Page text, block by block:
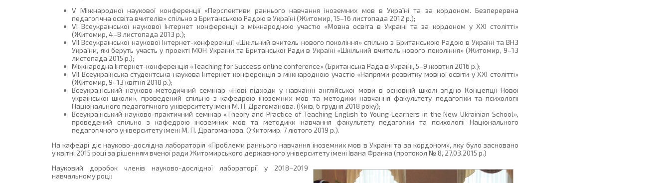
V Міжнародної наукової конференції «Перспективи раннього навчання іноземних мов в Україні та за кордоном. Безперервна
педагогічна освіта вчителів» спільно з Британською Радою в Україні (Житомир, 15–16 листопада 2012 р.);
VI Всеукраїнської наукової Інтернет конференції з міжнародною участю «Мовна освіта в Україні та за кордоном у ХХІ столітті»
(Житомир, 4–8 листопада 2013 р.);
VIІ Всеукраїнської наукової Інтернет-конференції «Шкільний вчитель нового покоління» спільно з Британською Радою в Україні та ВНЗ
України, які беруть участь у проекті МОН України та Британської Ради в Україні «Шкільний вчитель нового покоління» (Житомир, 9–13
листопада 2015 р.);
Міжнародна Інтернет-конференція «Teaching for Success online conference» (Британська Рада в Україні, 5–9 жовтня 2016 р.);
VII Всеукраїнська студентська наукова Інтернет конференція з міжнародною участю «Напрями розвитку мовної освіти у ХХІ столітті»
(Житомир, 9–13 квітня 2018 р.);
Всеукраїнський науково-методичний семінар «Нові підходи у навчанні англійської мови в основній школі згідно Концепції Нової
української школи», проведений спільно з кафедрою іноземних мов та методики навчання факультету педагогіки та психології
Національного педагогічного університету імені М. П. Драгоманова. (Київ, 6 грудня 2018 року);
Всеукраїнський науково-практичний семінар «Theory and Practice of Teaching English to Young Learners in the New Ukrainian School»,
проведений спільно з кафедрою іноземних мов та методики навчання факультету педагогіки та психології Національного
педагогічного університету імені М. П. Драгоманова. (Житомир, 7 лютого 2019 р.).
На кафедрі діє науково-дослідна лабораторія «Проблеми раннього навчання іноземних мов в Україні та за кордоном», яку було засновано
у квітні 2015 році за рішенням вченої ради Житомирського державного університету імені Івана Франка (протокол № 8, 27.03.2015 р.)
Науковий доробок членів науково-дослідної лабораторії у 2018–2019
навчальному році: